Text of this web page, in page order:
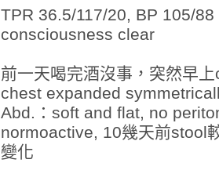
TPR 36.5/117/20, BP 105/88
consciousness clear
前一天喝完酒沒事，突然早
chest expanded
Abd.：soft and flat, no
normoactive, 10幾天前stool
變化